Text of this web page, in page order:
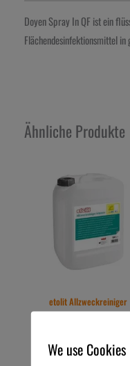
Doyen Spray In QF ist ein
Flächendesinfektionsmittel in
Ähnliche Produkte
etolit Allzweckreiniger
4,40€/l
exkl. 19 % MwSt.
We use Cookies